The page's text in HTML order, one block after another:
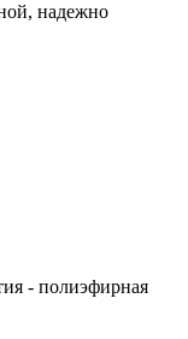
надежно
- полиэфирная